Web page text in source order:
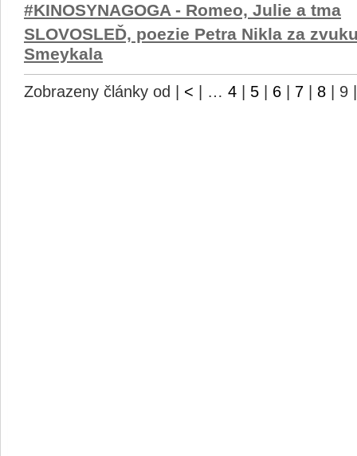
#KINOSYNAGOGA - Romeo, Julie a tma
SLOVOSLEĎ, poezie Petra Nikla za
Smeykala
Zobrazeny články od < | … 4 5 6 7 8 9